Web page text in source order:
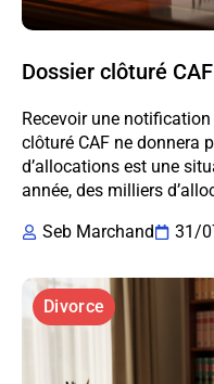
Dossier clôturé
Recevoir une
clôturé CAF ne donnera
d’allocations est une
année, des milliers
Seb Marchand
31/
Divorce